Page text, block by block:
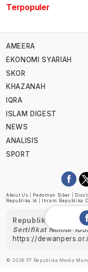
Terpopuler
AMEERA
EKONOMI SYARIAH
SKOR
KHAZANAH
IQRA
ISLAM DIGEST
NEWS
ANALISIS
SPORT
About Us Pedoman Siber
Republika.id
Republika telah
Sertifikat Nomor
https://
© 2026 PT Republika Media